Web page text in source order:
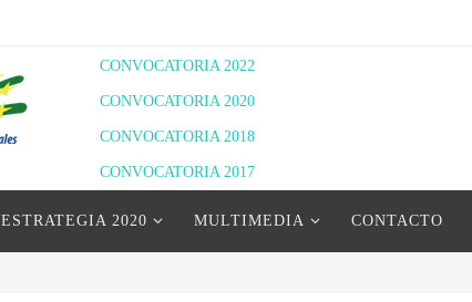
CONVOCATORIA 2022
CONVOCATORIA 2020
CONVOCATORIA 2018
CONVOCATORIA 2017
ESTRATEGIA 2020 MULTIMEDIA CONTACTO